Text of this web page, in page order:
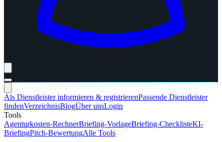
Als Dienstleister informieren & registrierenPassende Dienstleister
findenVerzeichnisBlogÜber unsLogin
Tools
Agenturkosten-RechnerBriefing-VorlageBriefing-ChecklisteKI-
BriefingPitch-BewertungAlle Tools